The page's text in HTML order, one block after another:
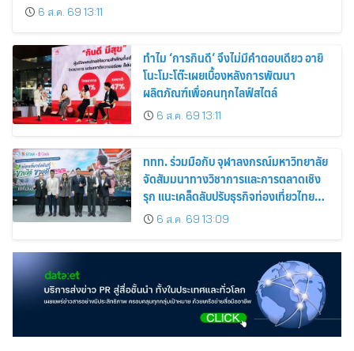
6 ส.ค. 69 13:11
ทำไม ‘การกินดี’ จึงไม่มีคำตอบเดียว อายิ
โนะโมะโต๊ะเผยเบื้องหลังการพัฒนา
ผลิตภัณฑ์เพื่อคนทุกไลฟ์สไตล์
6 ส.ค. 69 13:11
ททท. ร่วมมือกับ จุฬาลงกรณ์มหาวิทยาลัย
จัดสัมมนาทางวิชาการและการตลาดเชิง
รุก แนะเคล็ดลับปรับธุรกิจท่องเที่ยวไทย
“ขายได้ ขายดี ขายนาน”
6 ส.ค. 69 13:09